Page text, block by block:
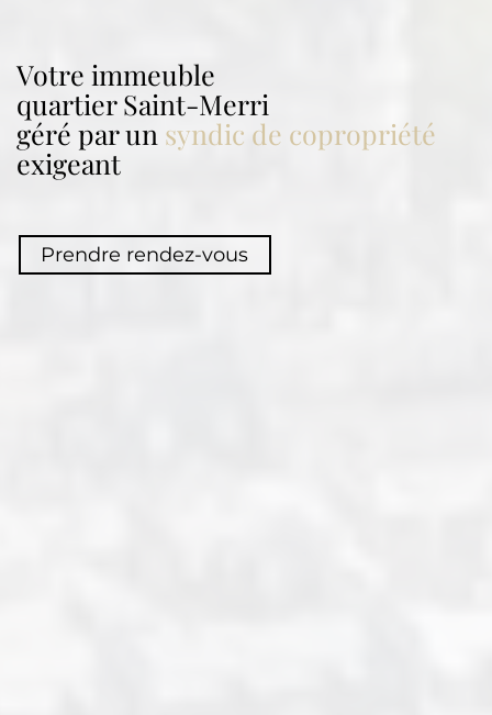
Votre immeuble
quartierSaint-Merri
géré par un syndic de copropriété
exigeant
Prendre rendez-vous